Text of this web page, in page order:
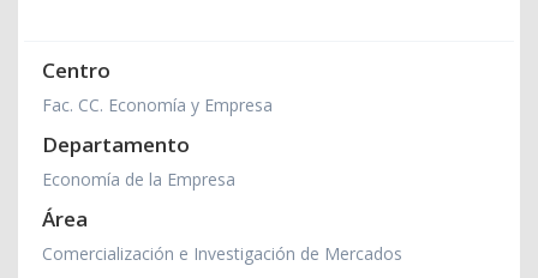
Centro
Fac. CC. Economía y Empresa
Departamento
Economía de la Empresa
Área
Comercialización e Investigación de Mercados